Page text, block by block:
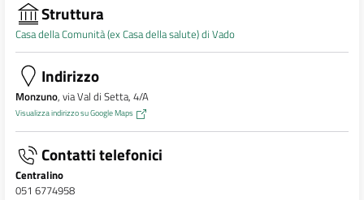
Struttura
Casa della Comunità (ex Casa della salute) di Vado
Indirizzo
Monzuno, via Val di Setta, 4/A
Visualizza indirizzo su Google Maps
Contatti telefonici
Centralino
051 6774958